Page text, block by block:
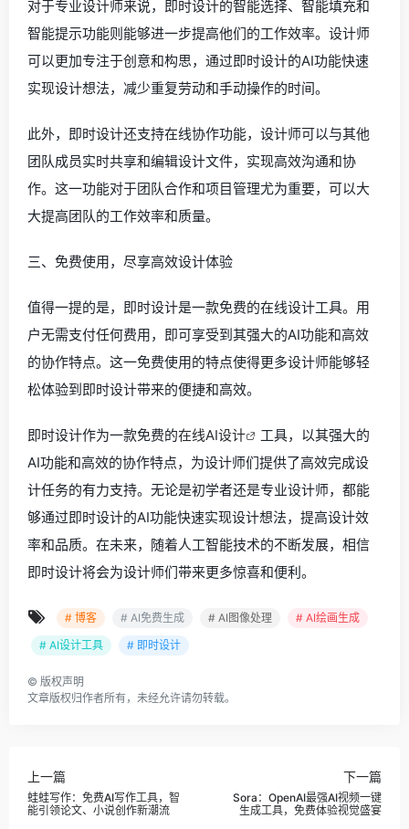
对于专业设计师来说，即时设计的智能选择、智能填充和
智能提示功能则能够进一步提高他们的工作效率。设计师
可以更加专注于创意和构思，通过即时设计的AI功能快速
实现设计想法，减少重复劳动和手动操作的时间。
此外，即时设计还支持在线协作功能，设计师可以与其他
团队成员实时共享和编辑设计文件，实现高效沟通和协
作。这一功能对于团队合作和项目管理尤为重要，可以大
大提高团队的工作效率和质量。
三、免费使用，尽享高效设计体验
值得一提的是，即时设计是一款免费的在线设计工具。用
户无需支付任何费用，即可享受到其强大的AI功能和高效
的协作特点。这一免费使用的特点使得更多设计师能够轻
松体验到即时设计带来的便捷和高效。
即时设计作为一款免费的在线AI设计
工具，以其强大的
AI功能和高效的协作特点，为设计师们提供了高效完成设
计任务的有力支持。无论是初学者还是专业设计师，都能
够通过即时设计的AI功能快速实现设计想法，提高设计效
率和品质。在未来，随着人工智能技术的不断发展，相信
即时设计将会为设计师们带来更多惊喜和便利。
# 博客 # AI免费生成 # AI图像处理
# AI绘画生成
# AI设计工具
# 即时设计
© 版权声明
文章版权归作者所有，未经允许请勿转载。
上一篇
蛙蛙写作：免费AI写作工具，智
能引领论文、小说创作新潮流
下一篇
Sora：OpenAI最强AI视频一键
生成工具，免费体验视觉盛宴